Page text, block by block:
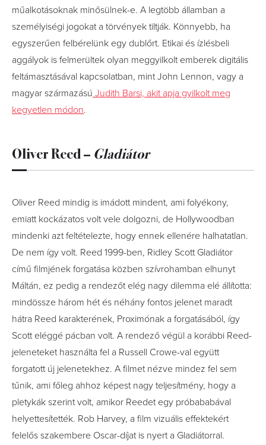
műalkotásoknak minősülnek-e. A legtöbb államban a
személyiségi jogokat a törvények tiltják. Könnyebb, ha
egyszerűen felbérelünk egy dublőrt. Etikai és ízlésbeli
aggályok is felmerültek olyan meggyilkolt emberek digitális
feltámasztásával kapcsolatban, mint John Lennon, vagy a
magyar származású Judith Barsi, akit apja gyilkolt meg
kegyetlen módon.
Oliver Reed – Gladiátor
Oliver Reed mindig is imádott mindent, ami folyékony,
emiatt kockázatos volt vele dolgozni, de Hollywoodban
mindenki azt feltételezte, hogy ennek ellenére halhatatlan.
De nem így volt. Reed 1999-ben, Ridley Scott Gladiátor
című filmjének forgatása közben szívrohamban elhunyt
Máltán, ez pedig a rendezőt elég nagy dilemma elé állította:
mindössze három hét és néhány fontos jelenet maradt
hátra Reed karakterének, Proximónak a forgatásából, így
Scott eléggé pácban volt. A rendező végül a korábbi Reed-
jeleneteket használta fel a Russell Crowe-val együtt
forgatott új jelenetekhez. A filmet nézve mindez fel sem
tűnik, ami főleg ahhoz képest nagy teljesítmény, hogy a
pletykák szerint volt, amikor Reedet egy próbababával
helyettesítették. Rob Harvey, a film vizuális effektekért
felelős szakembere Oscar-díjat is nyert a Gladiátorral.